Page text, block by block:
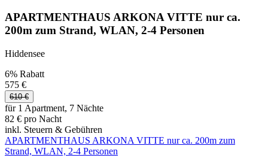
APARTMENTHAUS ARKONA VITTE nur ca.
200m zum Strand, WLAN, 2-4 Personen
Hiddensee
6% Rabatt
575 €
610 €
für 1 Apartment, 7 Nächte
82 € pro Nacht
inkl. Steuern & Gebühren
APARTMENTHAUS ARKONA VITTE nur ca. 200m zum
Strand, WLAN, 2-4 Personen